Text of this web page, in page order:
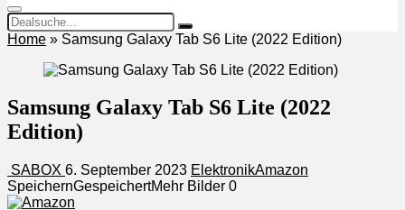
Home » Samsung Galaxy Tab S6 Lite (2022 Edition)
Samsung Galaxy Tab S6 Lite (2022
Edition)
SABOX 6. September 2023 ElektronikAmazon
SpeichernGespeichertMehr Bilder 0